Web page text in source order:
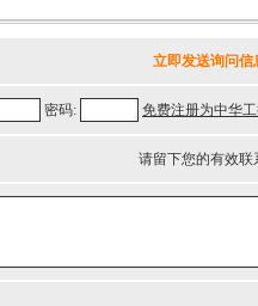
立即发送询问信
密码: 免费注册为中华
请留下您的有效